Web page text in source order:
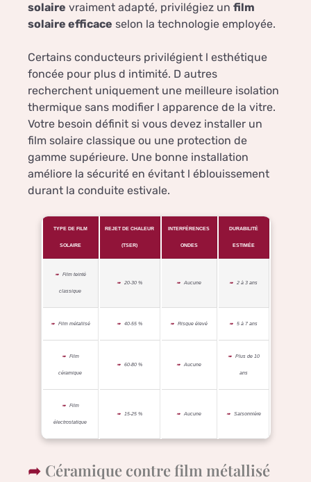
solaire vraiment adapté, privilégiez un film
solaire efficace selon la technologie employée.
Certains conducteurs privilégient l esthétique
foncée pour plus d intimité. D autres
recherchent uniquement une meilleure isolation
thermique sans modifier l apparence de la vitre.
Votre besoin définit si vous devez installer un
film solaire classique ou une protection de
gamme supérieure. Une bonne installation
améliore la sécurité en évitant l éblouissement
durant la conduite estivale.
TYPE DE FILM
SOLAIRE
REJET DE CHALEUR
(TSER)
INTERFÉRENCES
ONDES
DURABILITÉ
ESTIMÉE
Film teinté
classique
20-30 % Aucune 2 à 3 ans
Film métallisé 40-55 % Risque élevé 5 à 7 ans
Film
céramique
60-80 % Aucune
Plus de 10
ans
Film
électrostatique
15-25 % Aucune Saisonnière
Céramique contre film métallisé